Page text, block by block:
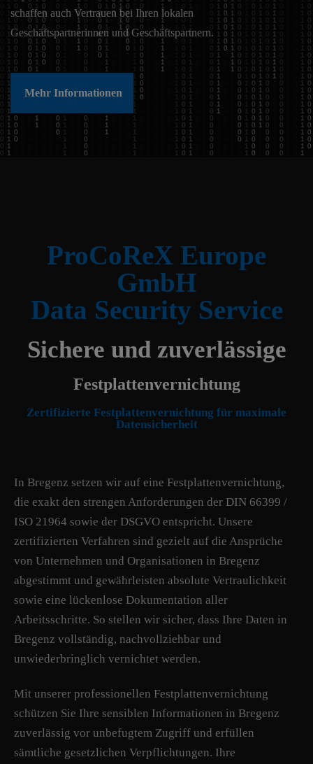
schaffen auch Vertrauen bei Ihren lokalen
Geschäftspartnerinnen und Geschäftspartnern.
Mehr Informationen
ProCoReX Europe
GmbH
Data Security Service
Sichere und zuverlässige
Festplattenvernichtung
Zertifizierte Festplattenvernichtung für maximale
Datensicherheit
In Bregenz setzen wir auf eine Festplattenvernichtung,
die exakt den strengen Anforderungen der DIN 66399 /
ISO 21964 sowie der DSGVO entspricht. Unsere
zertifizierten Verfahren sind gezielt auf die Ansprüche
von Unternehmen und Organisationen in Bregenz
abgestimmt und gewährleisten absolute Vertraulichkeit
sowie eine lückenlose Dokumentation aller
Arbeitsschritte. So stellen wir sicher, dass Ihre Daten in
Bregenz vollständig, nachvollziehbar und
unwiederbringlich vernichtet werden.
Mit unserer professionellen Festplattenvernichtung
schützen Sie Ihre sensiblen Informationen in Bregenz
zuverlässig vor unbefugtem Zugriff und erfüllen
sämtliche gesetzlichen Verpflichtungen. Ihre